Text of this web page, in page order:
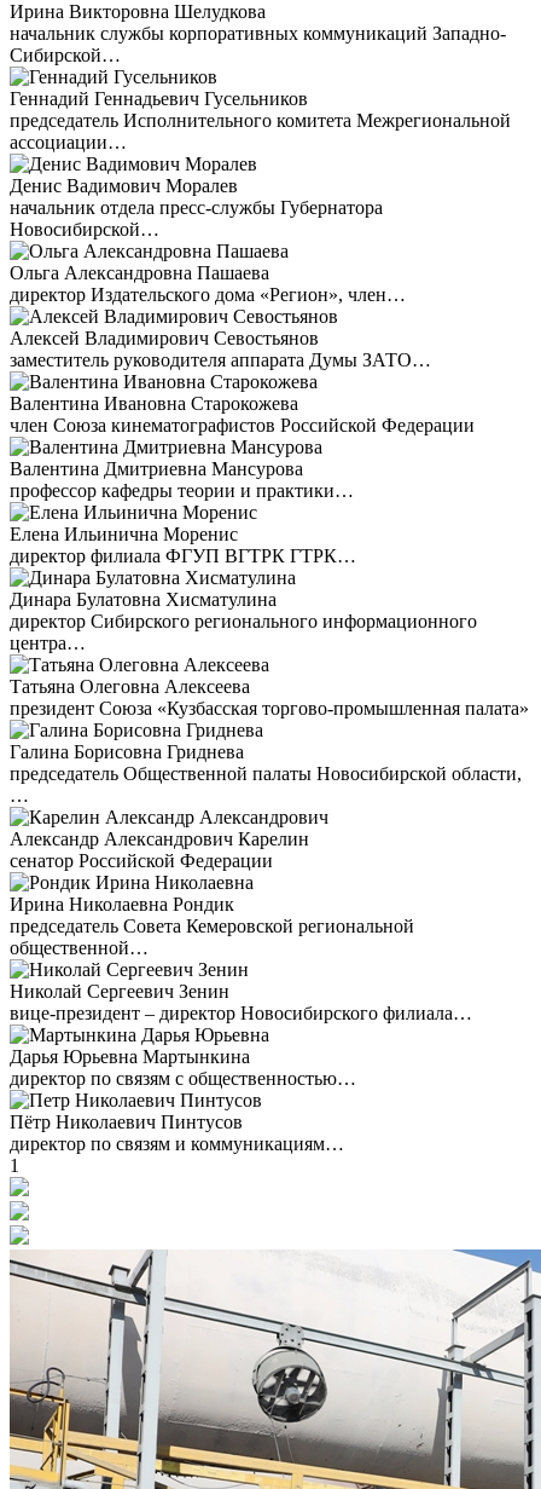
Ирина Викторовна Шелудкова
начальник службы корпоративных коммуникаций Западно-
Сибирской…
Геннадий Геннадьевич Гусельников
председатель Исполнительного комитета Межрегиональной
ассоциации…
Денис Вадимович Моралев
начальник отдела пресс-службы Губернатора
Новосибирской…
Ольга Александровна Пашаева
директор Издательского дома «Регион», член…
Алексей Владимирович Севостьянов
заместитель руководителя аппарата Думы ЗАТО…
Валентина Ивановна Старокожева
член Союза кинематографистов Российской Федерации
Валентина Дмитриевна Мансурова
профессор кафедры теории и практики…
Елена Ильинична Моренис
директор филиала ФГУП ВГТРК ГТРК…
Динара Булатовна Хисматулина
директор Сибирского регионального информационного
центра…
Татьяна Олеговна Алексеева
президент Союза «Кузбасская торгово-промышленная палата»
Галина Борисовна Гриднева
председатель Общественной палаты Новосибирской области,
…
Александр Александрович Карелин
сенатор Российской Федерации
Ирина Николаевна Рондик
председатель Совета Кемеровской региональной
общественной…
Николай Сергеевич Зенин
вице-президент – директор Новосибирского филиала…
Дарья Юрьевна Мартынкина
директор по связям с общественностью…
Пётр Николаевич Пинтусов
директор по связям и коммуникациям…
1